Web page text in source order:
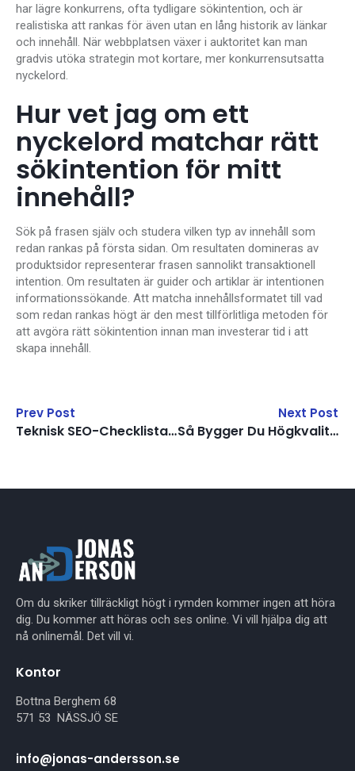
har lägre konkurrens, ofta tydligare sökintention, och är
realistiska att rankas för även utan en lång historik av länkar
och innehåll. När webbplatsen växer i auktoritet kan man
gradvis utöka strategin mot kortare, mer konkurrensutsatta
nyckelord.
Hur vet jag om ett
nyckelord matchar rätt
sökintention för mitt
innehåll?
Sök på frasen själv och studera vilken typ av innehåll som
redan rankas på första sidan. Om resultaten domineras av
produktsidor representerar frasen sannolikt transaktionell
intention. Om resultaten är guider och artiklar är intentionen
informationssökande. Att matcha innehållsformatet till vad
som redan rankas högt är den mest tillförlitliga metoden för
att avgöra rätt sökintention innan man investerar tid i att
skapa innehåll.
Prev Post
Teknisk SEO-Checklista För Att Förbättra Webbplatsens Prestanda
Next Post
Så Bygger Du Högkvalitativa Backlinks
Om du skriker tillräckligt högt i rymden kommer ingen att höra
dig. Du kommer att höras och ses online. Vi vill hjälpa dig att
nå onlinemål. Det vill vi.
Kontor
Bottna Berghem 68
571 53 NÄSSJÖ SE
info@jonas-andersson.se